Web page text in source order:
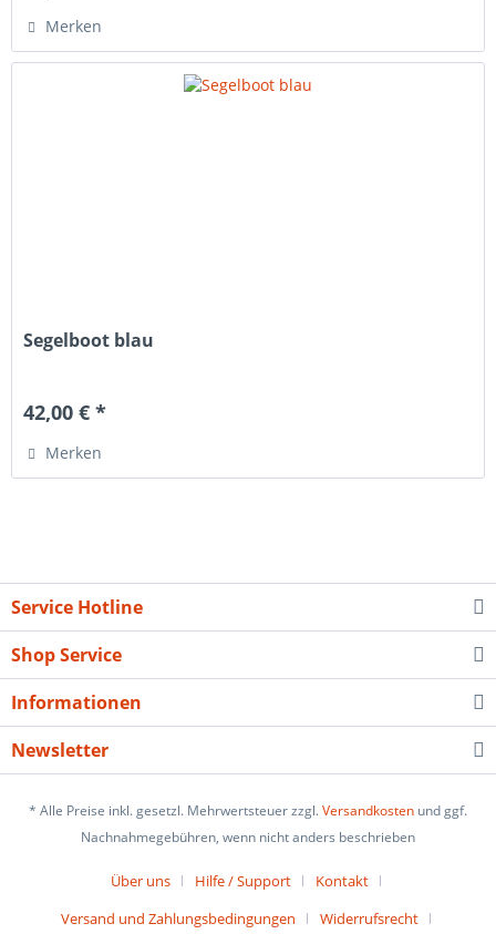
Merken
Segelboot blau
42,00 € *
Merken
Service Hotline
Shop Service
Informationen
Newsletter
* Alle Preise inkl. gesetzl. Mehrwertsteuer zzgl.Versandkosten und ggf.
Nachnahmegebühren, wenn nicht anders beschrieben
Über uns Hilfe / Support
Kontakt
Versand und Zahlungsbedingungen
Widerrufsrecht